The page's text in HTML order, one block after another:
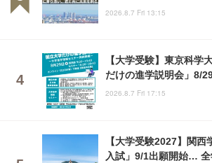
2026.8.7 Fri 13:15
【大学受験】東京科学
だけの進学説明会」8/
2026.8.7 Fri 17:15
【大学受験2027】関
入試」9/1出願開始…